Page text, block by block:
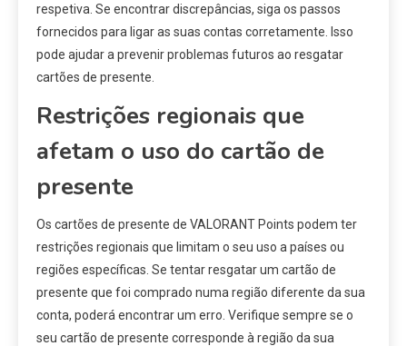
respetiva. Se encontrar discrepâncias, siga os passos
fornecidos para ligar as suas contas corretamente. Isso
pode ajudar a prevenir problemas futuros ao resgatar
cartões de presente.
Restrições regionais que
afetam o uso do cartão de
presente
Os cartões de presente de VALORANT Points podem ter
restrições regionais que limitam o seu uso a países ou
regiões específicas. Se tentar resgatar um cartão de
presente que foi comprado numa região diferente da sua
conta, poderá encontrar um erro. Verifique sempre se o
seu cartão de presente corresponde à região da sua